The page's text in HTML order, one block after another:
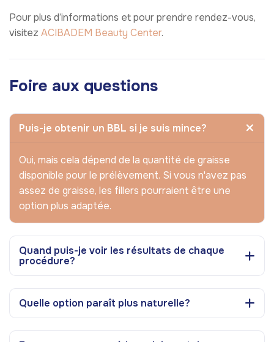
Pour plus d’informations et pour prendre rendez-vous,
visitez ACIBADEM Beauty Center.
Foire aux questions
Puis-je obtenir un BBL si je suis mince?
Oui, mais cela dépend de la quantité de graisse
disponible pour le prélèvement. Si vous n'avez pas
assez de graisse, les fillers pourraient être une
option plus adaptée.
Quand puis-je voir les résultats de chaque
procédure?
Quelle option paraît plus naturelle?